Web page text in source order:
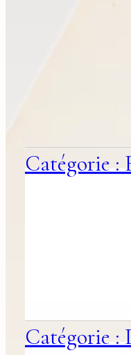
Catégorie :
Catégorie :